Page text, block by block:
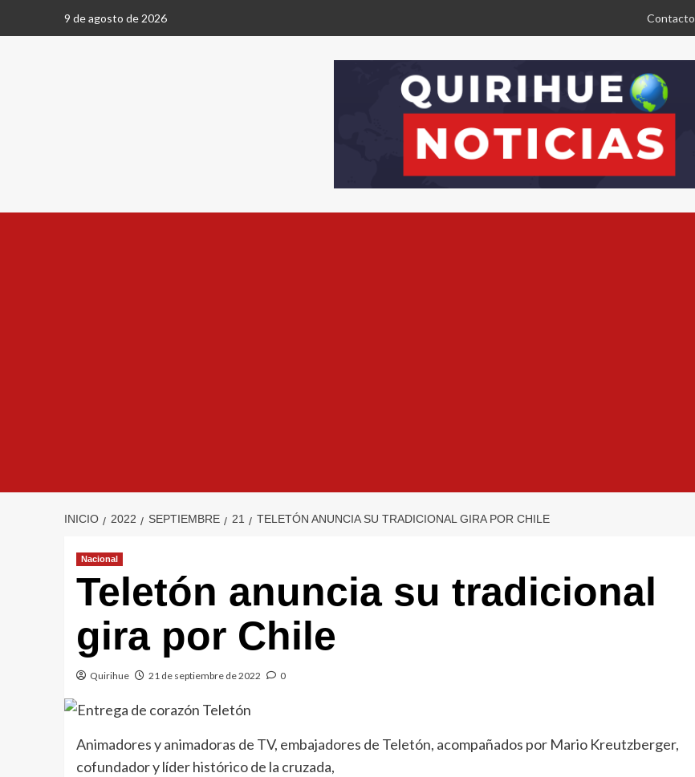
9 de agosto de 2026 Contacto
INICIO 2022 SEPTIEMBRE 21 TELETÓN ANUNCIA SU TRADICIONAL GIRA POR CHILE
Nacional
Teletón anuncia su tradicional
gira por Chile
Quirihue 21 de septiembre de 2022 0
Animadores y animadoras de TV, embajadores de Teletón, acompañados por Mario Kreutzberger,
cofundador y líder histórico de la cruzada,